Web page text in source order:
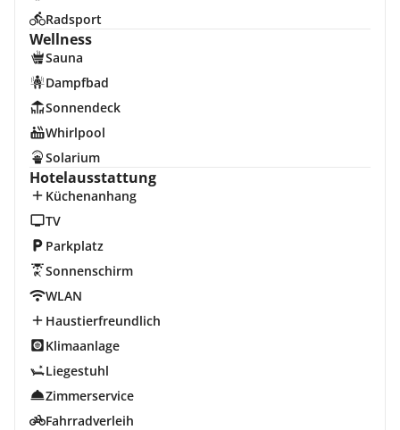
Radsport
Wellness
Sauna
Dampfbad
Sonnendeck
Whirlpool
Solarium
Hotelausstattung
Küchenanhang
TV
Parkplatz
Sonnenschirm
WLAN
Haustierfreundlich
Klimaanlage
Liegestuhl
Zimmerservice
Fahrradverleih